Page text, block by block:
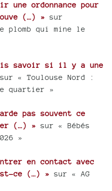
une ordonnance pour
(…) » sur
plomb qui mine le
savoir si il y a une
sur « Toulouse Nord :
quartier »
pas souvent ce
(…) » sur « Bébés
»
en contact avec
ce (…) » sur « AG